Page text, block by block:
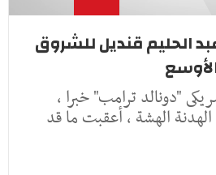
الحليم قنديل للشروق
"دونالد ترامب" خبرا ،
الهشة ، أعقبت ما قد